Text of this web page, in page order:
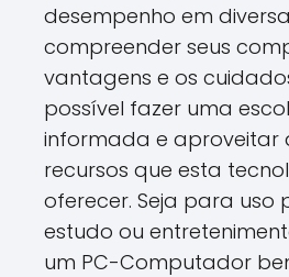
desempenho em
compreender seus
vantagens e os
possível fazer uma
informada e aproveitar
recursos que esta
oferecer. Seja para uso
estudo ou
um PC-Computador